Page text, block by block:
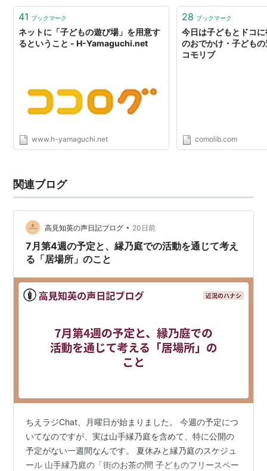
41 ブックマーク
ネットに「子どもの遊び場」を用意す
るということ - H-Yamaguchi.net
www.h-yamaguchi.net
28 ブックマーク
今日は子どもとドコ
のおでかけ・子ども
コモリブ
comolib.com
関連ブログ
高見知英の声日記ブログ • 20日前
7月第4週の予定と、縁乃庭での活動を通じて考え
る「居場所」のこと
ちえラジChat、月曜日が始まりました。 今週の予定につ
いてなのですが、実は山手縁乃庭を含めて、特に公開の
予定がない一週間なんです。 夏休みと縁乃庭のスケジュ
ール 山手縁乃庭の「街のお茶の間 子どものフリースペー